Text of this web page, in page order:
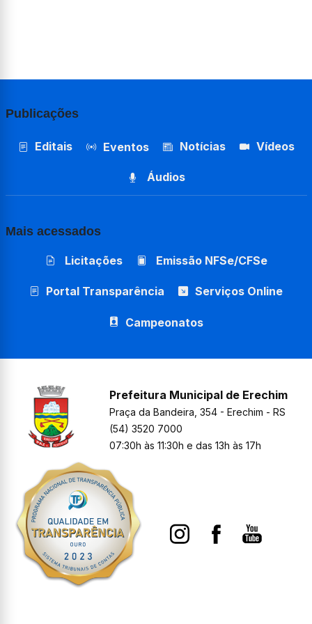
Publicações
Editais Eventos Notícias Vídeos
Áudios
Mais acessados
Licitações Emissão NFSe/CFSe
Portal Transparência Serviços Online
Campeonatos
Prefeitura Municipal de Erechim
Praça da Bandeira, 354 - Erechim - RS
(54) 3520 7000
07:30h às 11:30h e das 13h às 17h